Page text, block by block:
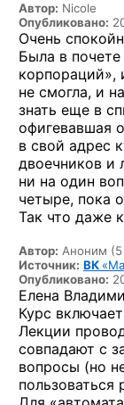
Автор: Nicole
Опубликовано:
Очень
Была в
корпораций»,
не смогла, и
знать еще в
офигевавшая
в свой адрес
двоечников и
ни на один
четыре, пока
Так что даже
Автор: Аноним (5
Источник: ВК
Опубликовано:
Елена
Курс
Лекции
совпадают с
вопросы (но
пользоваться